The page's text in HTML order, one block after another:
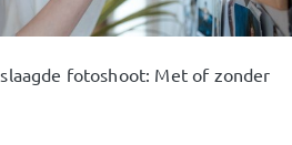
fotoshoot: Met of zonder